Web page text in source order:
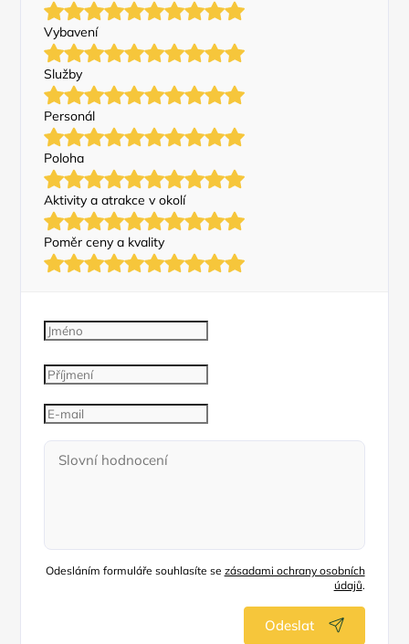
Vybavení
Služby
Personál
Poloha
Aktivity a atrakce v okolí
Poměr ceny a kvality
Odesláním formuláře souhlasíte se zásadami ochrany osobních
údajů.
Odeslat